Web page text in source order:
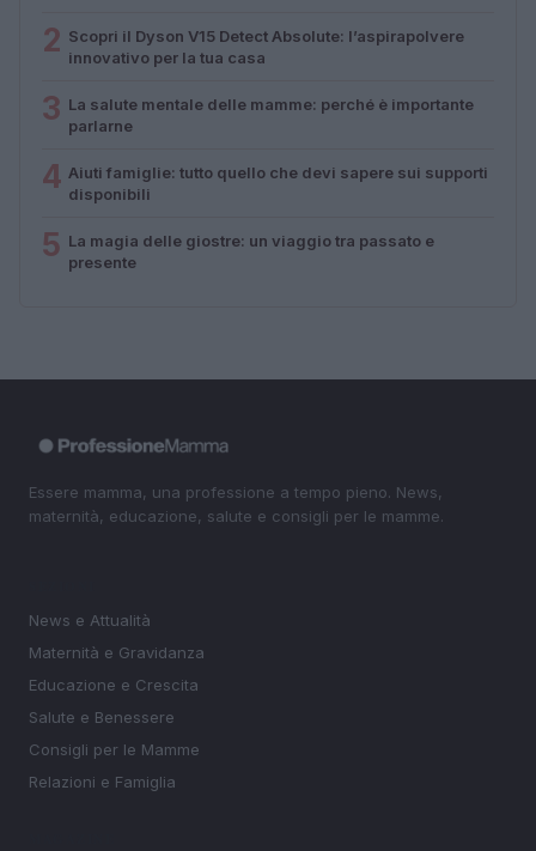
2 Scopri il Dyson V15 Detect Absolute: l’aspirapolvere
innovativo per la tua casa
3 La salute mentale delle mamme: perché è importante
parlarne
4 Aiuti famiglie: tutto quello che devi sapere sui supporti
disponibili
5 La magia delle giostre: un viaggio tra passato e
presente
Essere mamma, una professione a tempo pieno. News,
maternità, educazione, salute e consigli per le mamme.
News e Attualità
Maternità e Gravidanza
Educazione e Crescita
Salute e Benessere
Consigli per le Mamme
Relazioni e Famiglia